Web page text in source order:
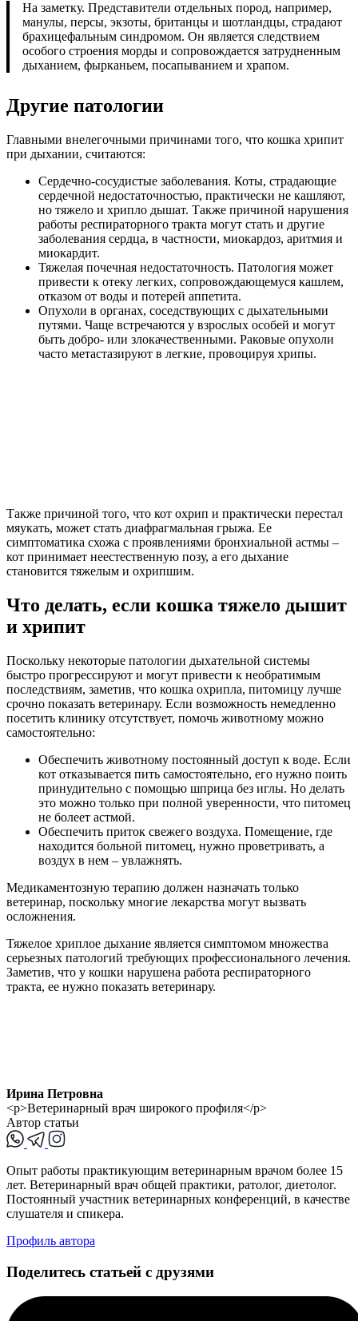
На заметку. Представители отдельных пород, например,
манулы, персы, экзоты, британцы и шотландцы, страдают
брахицефальным синдромом. Он является следствием
особого строения морды и сопровождается затрудненным
дыханием, фырканьем, посапыванием и храпом.
Другие патологии
Главными внелегочными причинами того, что кошка хрипит
при дыхании, считаются:
Сердечно-сосудистые заболевания. Коты, страдающие
сердечной недостаточностью, практически не кашляют,
но тяжело и хрипло дышат. Также причиной нарушения
работы респираторного тракта могут стать и другие
заболевания сердца, в частности, миокардоз, аритмия и
миокардит.
Тяжелая почечная недостаточность. Патология может
привести к отеку легких, сопровождающемуся кашлем,
отказом от воды и потерей аппетита.
Опухоли в органах, соседствующих с дыхательными
путями. Чаще встречаются у взрослых особей и могут
быть добро- или злокачественными. Раковые опухоли
часто метастазируют в легкие, провоцируя хрипы.
Также причиной того, что кот охрип и практически перестал
мяукать, может стать диафрагмальная грыжа. Ее
симптоматика схожа с проявлениями бронхиальной астмы –
кот принимает неестественную позу, а его дыхание
становится тяжелым и охрипшим.
Что делать, если кошка тяжело дышит
и хрипит
Поскольку некоторые патологии дыхательной системы
быстро прогрессируют и могут привести к необратимым
последствиям, заметив, что кошка охрипла, питомицу лучше
срочно показать ветеринару. Если возможность немедленно
посетить клинику отсутствует, помочь животному можно
самостоятельно:
Обеспечить животному постоянный доступ к воде. Если
кот отказывается пить самостоятельно, его нужно поить
принудительно с помощью шприца без иглы. Но делать
это можно только при полной уверенности, что питомец
не болеет астмой.
Обеспечить приток свежего воздуха. Помещение, где
находится больной питомец, нужно проветривать, а
воздух в нем – увлажнять.
Медикаментозную терапию должен назначать только
ветеринар, поскольку многие лекарства могут вызвать
осложнения.
Тяжелое хриплое дыхание является симптомом множества
серьезных патологий требующих профессионального лечения.
Заметив, что у кошки нарушена работа респираторного
тракта, ее нужно показать ветеринару.
Ирина Петровна
<p>Ветеринарный врач широкого профиля</p>
Автор статьи
Опыт работы практикующим ветеринарным врачом более 15
лет. Ветеринарный врач общей практики, ратолог, диетолог.
Постоянный участник ветеринарных конференций, в качестве
слушателя и спикера.
Профиль автора
Поделитесь статьей с друзями